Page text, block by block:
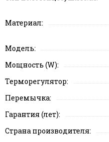
Материал:
Модель:
Мощность (W):
Терморегулятор:
Перемычка:
Гарантия (лет):
Страна производителя: